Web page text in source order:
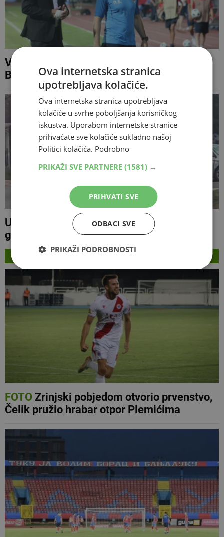
Vinko Marinović najavljuje prolaz u
Bugarskoj
U napadu kod Mostara teško ozlijeđen 36-
godišnjak
NAJNOVIJE
FOTOZrinjski pobjedom otvorio prvenstvo,
Čelik pružio hrabar otpor Plemićima
Ova internetska stranica
upotrebljava kolačiće.
Ova internetska stranica upotrebljava
kolačiće u svrhe poboljšanja korisničkog
iskustva. Uporabom internetske stranice
prihvaćate sve kolačiće sukladno našoj
Politici kolačića. Podrobno
PRIKAŽI SVE PARTNERE (1581) →
PRIHVATI SVE
ODBACI SVE
PRIKAŽI PODROBNOSTI